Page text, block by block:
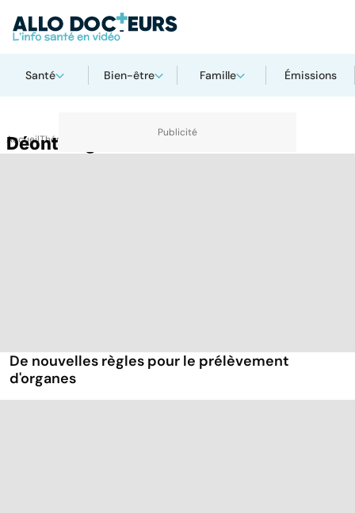
Santé Bien-être Famille Émissions
AccueilThématiques
Déontologie
De nouvelles règles pour le prélèvement
d'organes